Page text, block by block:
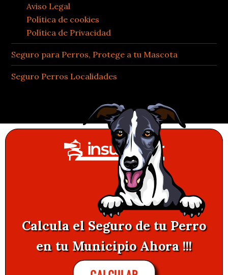
Aviso Legal
Política de cookies
Política de Privacidad
Seguro para Perros, Protege a tu Mascota
Seguro Perros Localidades
Calcula el Seguro de tu Perro
en tu Municipio Ahora !!!